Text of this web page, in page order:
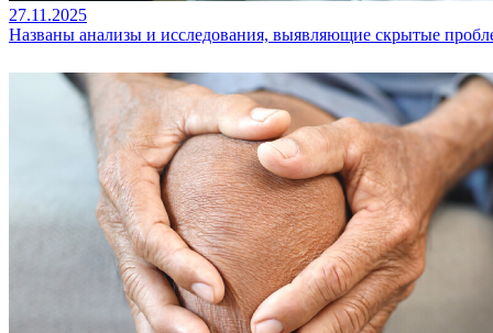
27.11.2025
Названы анализы и исследования, выявляющие скрытые